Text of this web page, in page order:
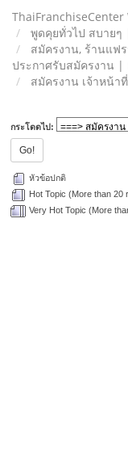
ThaiFranchiseCenter
พูดคุยทั่วไป สบายๆ
สมัครงาน, ร้านแฟ
ประกาศรับสมัครงาน |
สมัครงาน เจ้าหน้า
กระโดดไป:
หัวข้อปกติ
Hot Topic (More than 20
Very Hot Topic (More